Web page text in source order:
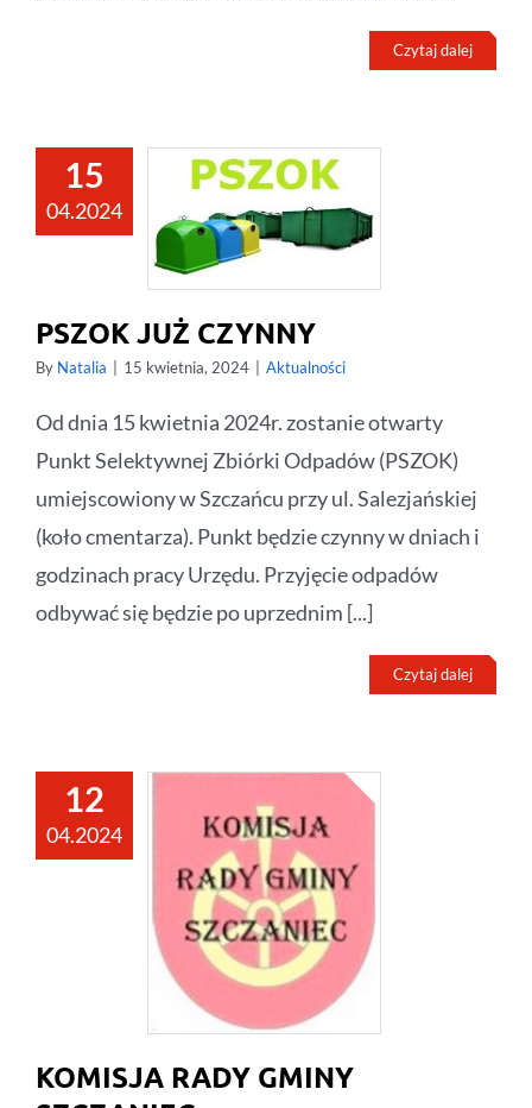
Czytaj dalej
15
04.2024
PSZOK JUŻ CZYNNY
By Natalia 15 kwietnia, 2024 Aktualności
Od dnia 15 kwietnia 2024r. zostanie otwarty
Punkt Selektywnej Zbiórki Odpadów (PSZOK)
umiejscowiony w Szczańcu przy ul. Salezjańskiej
(koło cmentarza). Punkt będzie czynny w dniach i
godzinach pracy Urzędu. Przyjęcie odpadów
odbywać się będzie po uprzednim [...]
Czytaj dalej
12
04.2024
KOMISJA RADY GMINY